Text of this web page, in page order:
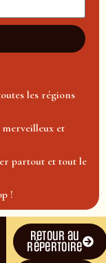
les régions
et
partout et tout le
!
Retour au
répertoire